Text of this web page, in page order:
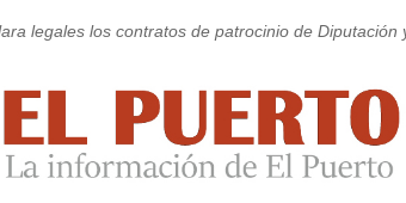
legales los contratos de patrocinio de Diputación